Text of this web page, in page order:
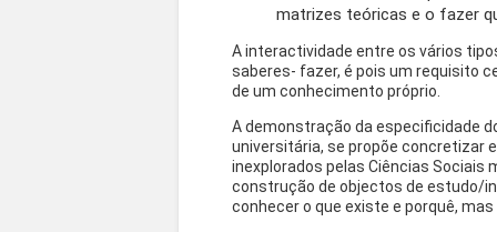
matrizes teóricas e o fazer
A interactividade entre os vários
saberes- fazer, é pois um requisito
de um conhecimento próprio.
A demonstração da especificidade
universitária, se propõe concretizar
inexplorados pelas Ciências Sociais
construção de objectos de estudo/
conhecer o que existe e porquê,